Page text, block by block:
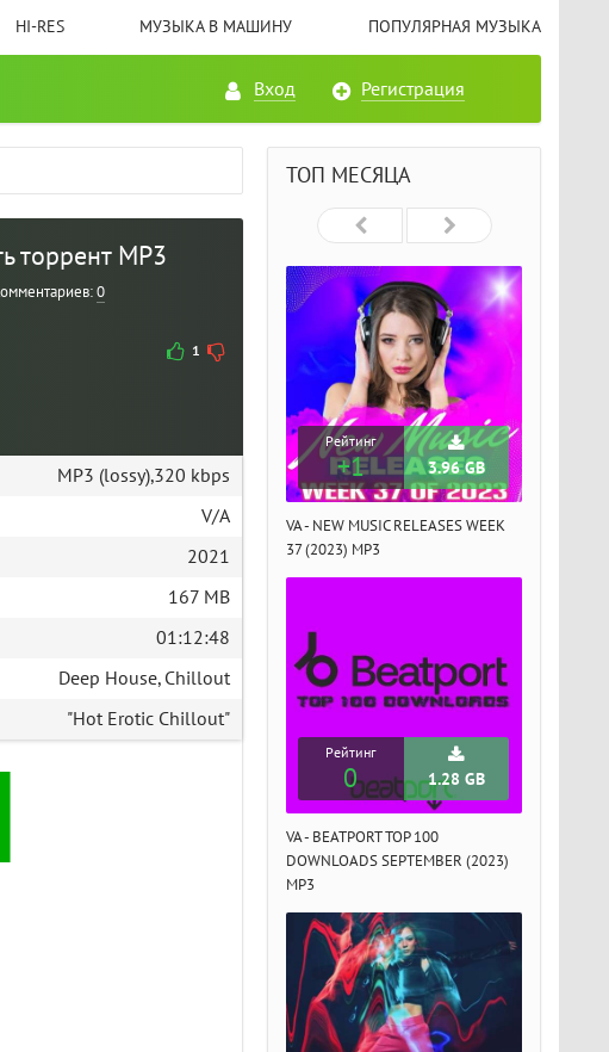
HI-RES МУЗЫКА В МАШИНУ ПОПУЛЯРНАЯ МУЗЫКА
Вход Регистрация
торрент MP3
0
1
MP3 (lossy),320 kbps
V/A
2021
167 MB
01:12:48
Deep House, Chillout
"Hot Erotic Chillout"
ТОП МЕСЯЦА
Рейтинг
+1 3.96 GB
VA - NEW MUSIC RELEASES WEEK
37 (2023) MP3
Рейтинг
0 1.28 GB
VA - BEATPORT TOP 100
DOWNLOADS SEPTEMBER (2023)
MP3